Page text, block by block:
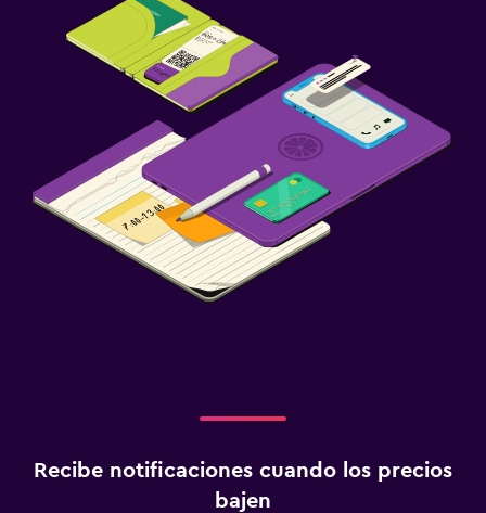
Recibe notificaciones cuando los precios
bajen